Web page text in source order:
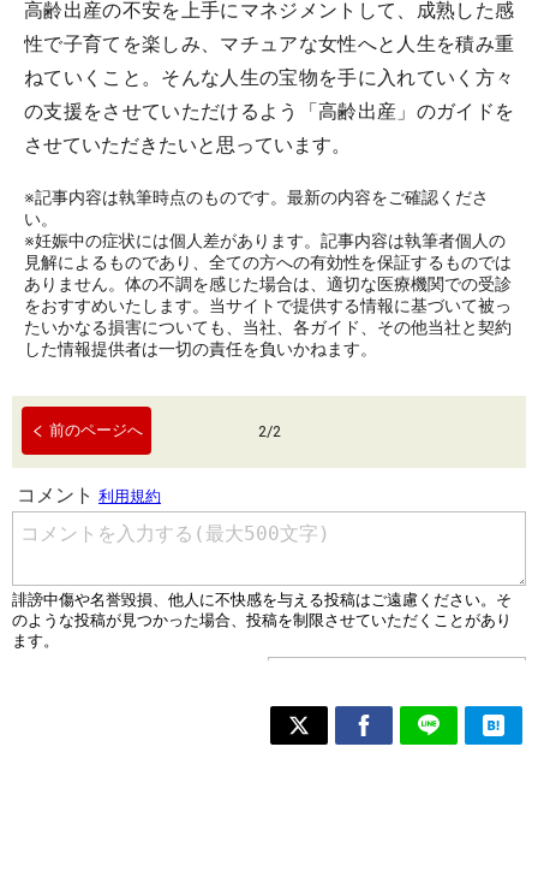
高齢出産の不安を上手にマネジメントして、成熟した感
性で子育てを楽しみ、マチュアな女性へと人生を積み重
ねていくこと。そんな人生の宝物を手に入れていく方々
の支援をさせていただけるよう「高齢出産」のガイドを
させていただきたいと思っています。
※記事内容は執筆時点のものです。最新の内容をご確認くださ
い。
※妊娠中の症状には個人差があります。記事内容は執筆者個人の
見解によるものであり、全ての方への有効性を保証するものでは
ありません。体の不調を感じた場合は、適切な医療機関での受診
をおすすめいたします。当サイトで提供する情報に基づいて被っ
たいかなる損害についても、当社、各ガイド、その他当社と契約
した情報提供者は一切の責任を負いかねます。
前のページへ 2/2